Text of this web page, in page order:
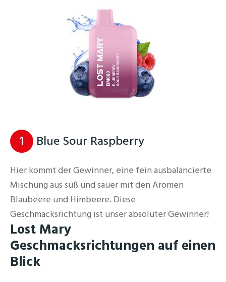
1 Blue Sour Raspberry
Hier kommt der Gewinner, eine fein ausbalancierte
Mischung aus süß und sauer mit den Aromen
Blaubeere und Himbeere. Diese
Geschmacksrichtung ist unser absoluter Gewinner!
Lost Mary
Geschmacksrichtungen auf einen
Blick